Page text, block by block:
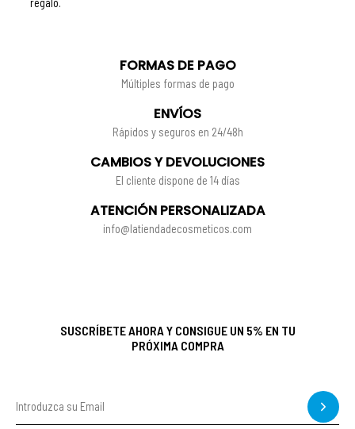
FORMAS DE PAGO
Múltiples formas de pago
ENVÍOS
Rápidos y seguros en 24/48h
CAMBIOS Y DEVOLUCIONES
El cliente dispone de 14 días
ATENCIÓN PERSONALIZADA
info@latiendadecosmeticos.com
SUSCRÍBETE AHORA Y CONSIGUE UN 5% EN TU
PRÓXIMA COMPRA